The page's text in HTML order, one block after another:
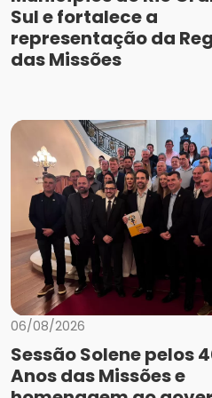
Sul e fortalece a
representação da
das Missões
06/08/2026
Sessão Solene pelos
Anos das Missões e